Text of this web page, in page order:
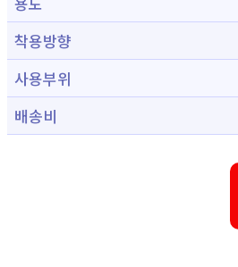
착용방향
사용부위
배송비